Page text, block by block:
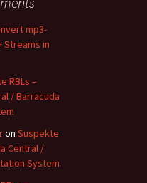
mp3-
Streams in
RBLs –
/ Barracuda
on Suspekte
Central /
System